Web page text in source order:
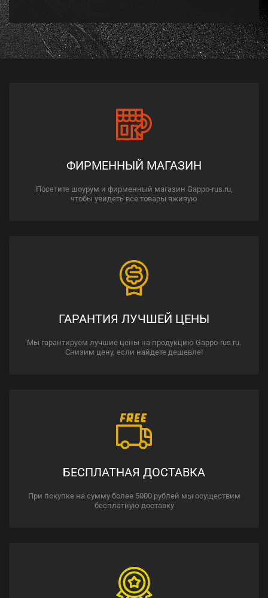
ФИРМЕННЫЙ МАГАЗИН
Посетите шоурум и фирменный магазин Gappo-rus.ru,
чтобы увидеть все товары вживую
ГАРАНТИЯ ЛУЧШЕЙ ЦЕНЫ
Мы гарантируем лучшие цены на продукцию Gappo-rus.ru.
Снизим цену, если найдете дешевле!
БЕСПЛАТНАЯ ДОСТАВКА
При покупке на сумму более 5000 рублей мы осуществим
бесплатную доставку